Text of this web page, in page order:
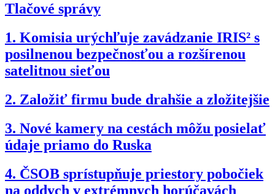
Tlačové správy
1. Komisia urýchľuje zavádzanie IRIS² s
posilnenou bezpečnosťou a rozšírenou
satelitnou sieťou
2. Založiť firmu bude drahšie a zložitejšie
3. Nové kamery na cestách môžu posielať
údaje priamo do Ruska
4. ČSOB sprístupňuje priestory pobočiek
na oddych v extrémnych horúčavách